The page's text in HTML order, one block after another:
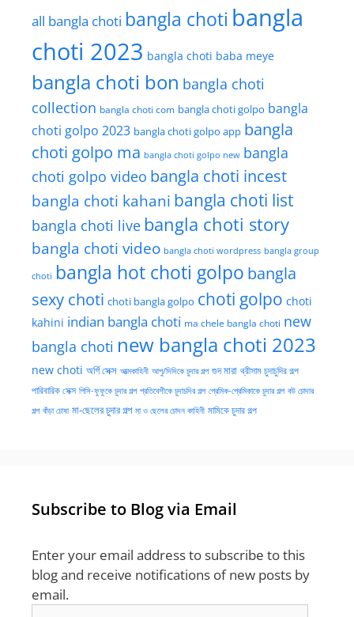
all bangla choti bangla choti bangla
choti 2023 bangla choti baba meye
bangla choti bon bangla choti
collection bangla choti com bangla choti golpo bangla
choti golpo 2023 bangla choti golpo app bangla
choti golpo ma bangla choti golpo new bangla
choti golpo video bangla choti incest
bangla choti kahani bangla choti list
bangla choti live bangla choti story
bangla choti video bangla choti wordpress bangla group
choti bangla hot choti golpo bangla
sexy choti choti bangla golpo choti golpo choti
kahini indian bangla choti ma chele bangla choti new
bangla choti new bangla choti 2023
new choti অর্গি সেক্স আত্মকাহিনী আপু/দিদিকে চুদার গল্প গুদ মারা থ্রীসাম চুদাচুদির গল্প
পারিবারিক সেক্স পিসি-ফুফুকে চুদার গল্প প্রতিবেশীকে চুদাচদির গল্প প্রেমিক-প্রেমিকাকে চুদার গল্প বউ চোদার
গল্প বাঁড়া চোষা মা-ছেলের চুদার গল্প মা ও ছেলের চোদন কাহিনী মামিকে চুদার গল্প
Subscribe to Blog via Email
Enter your email address to subscribe to this
blog and receive notifications of new posts by
email.